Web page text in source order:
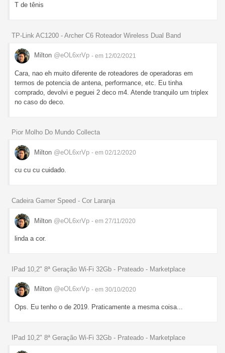
T de tênis
TP-Link AC1200 - Archer C6 Roteador Wireless Dual Band
Milton @eOL6xrVp - em 12/02/2021
Cara, nao eh muito diferente de roteadores de operadoras em
termos de potencia de antena, performance, etc. Eu tinha
comprado, devolvi e peguei 2 deco m4. Atende tranquilo um triplex
no caso do deco.
Pior Molho Do Mundo Collecta
Milton @eOL6xrVp - em 02/12/2020
cu cu cu cuidado.
Cadeira Gamer Speed - Cor Laranja
Milton @eOL6xrVp - em 27/11/2020
linda a cor.
IPad 10,2" 8ª Geração Wi-Fi 32Gb - Prateado - Marketplace
Milton @eOL6xrVp - em 30/10/2020
Ops. Eu tenho o de 2019. Praticamente a mesma coisa...
IPad 10,2" 8ª Geração Wi-Fi 32Gb - Prateado - Marketplace